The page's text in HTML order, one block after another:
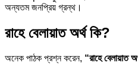
অন্যতম জনপ্রিয় গ্রন্থ।
রাহে বেলায়াত অর্থ কি?
অনেক পাঠক প্রশ্ন করেন, “রাহে বেলায়াত